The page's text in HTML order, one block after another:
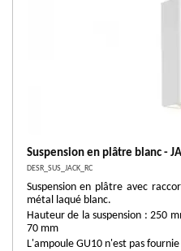
Suspension en plâtre blanc -
DESR_SUS_JACK_RC
Suspension en plâtre avec
métal laqué blanc.
Hauteur de la suspension : 250
70 mm
L'ampoule GU10 n'est pas fournie